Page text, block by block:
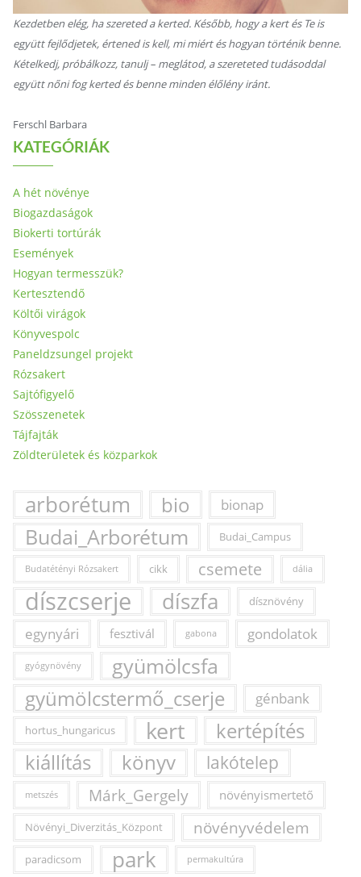
Kezdetben elég, ha szereted a kerted. Később, hogy a kert és Te is
együtt fejlődjetek, értened is kell, mi miért és hogyan történik benne.
Kételkedj, próbálkozz, tanulj – meglátod, a szereteted tudásoddal
együtt nőni fog kerted és benne minden élőlény iránt.
Ferschl Barbara
KATEGÓRIÁK
A hét növénye
Biogazdaságok
Biokerti tortúrák
Események
Hogyan termesszük?
Kertesztendő
Költői virágok
Könyvespolc
Paneldzsungel projekt
Rózsakert
Sajtófigyelő
Szösszenetek
Tájfajták
Zöldterületek és közparkok
arborétum bio bionap
Budai_Arborétum Budai_Campus
Budatétényi Rózsakert cikk csemete dália
díszcserje díszfa dísznövény
egynyári fesztivál gabona gondolatok
gyógynövény gyümölcsfa
gyümölcstermő_cserje génbank
hortus_hungaricus kert kertépítés
kiállítás könyv lakótelep
metszés Márk_Gergely növényismertető
Növényi_Diverzitás_Központ növényvédelem
paradicsom park permakultúra